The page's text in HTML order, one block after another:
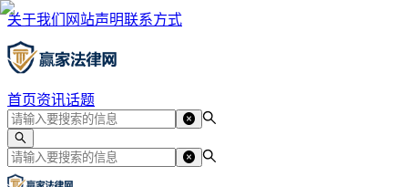
关于我们 网站声明联系方式
首页资讯话题